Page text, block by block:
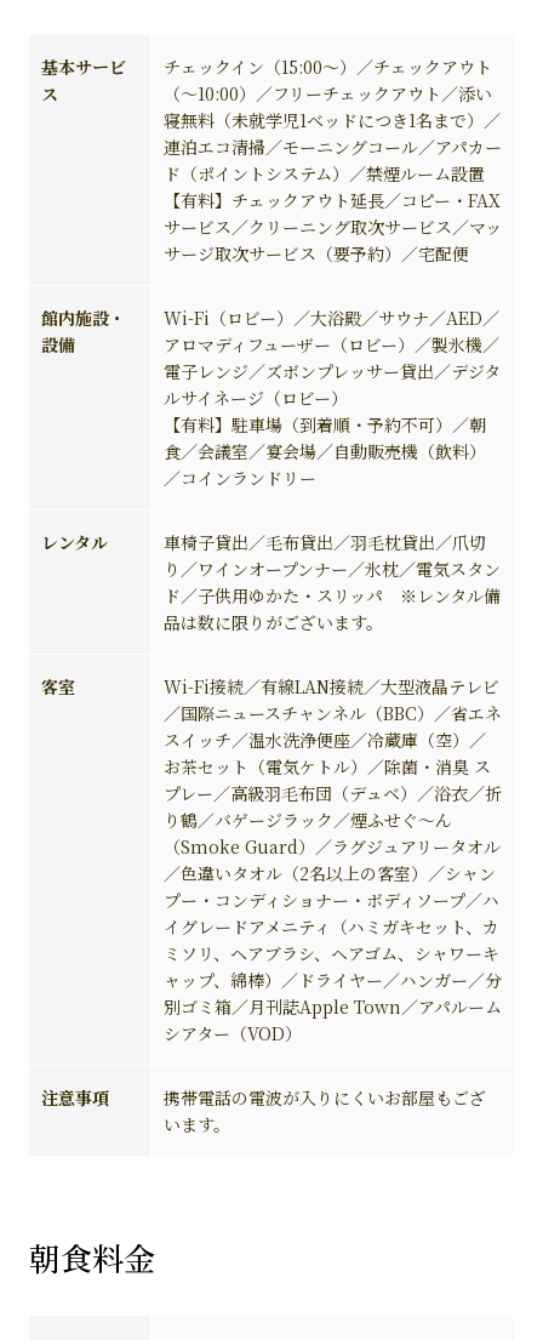
基本サービ
ス
チェックイン（15:00～）／チェックアウト
（～10:00）／フリーチェックアウト／添い
寝無料（未就学児1ベッドにつき1名まで）／
連泊エコ清掃／モーニングコール／アパカー
ド（ポイントシステム）／禁煙ルーム設置
【有料】チェックアウト延長／コピー・FAX
サービス／クリーニング取次サービス／マッ
サージ取次サービス（要予約）／宅配便
館内施設・
設備
Wi-Fi（ロビー）／大浴殿／サウナ／AED／
アロマディフューザー（ロビー）／製氷機／
電子レンジ／ズボンプレッサー貸出／デジタ
ルサイネージ（ロビー）
【有料】駐車場（到着順・予約不可）／朝
食／会議室／宴会場／自動販売機（飲料）
／コインランドリー
レンタル
車椅子貸出／毛布貸出／羽毛枕貸出／爪切
り／ワインオープンナー／氷枕／電気スタン
ド／子供用ゆかた・スリッパ ※レンタル備
品は数に限りがございます。
客室
Wi-Fi接続／有線LAN接続／大型液晶テレビ
／国際ニュースチャンネル（BBC）／省エネ
スイッチ／温水洗浄便座／冷蔵庫（空）／
お茶セット（電気ケトル）／除菌・消臭 ス
プレー／高級羽毛布団（デュベ）／浴衣／折
り鶴／バゲージラック／煙ふせぐ～ん
（Smoke Guard）／ラグジュアリータオル
／色違いタオル（2名以上の客室）／シャン
プー・コンディショナー・ボディソープ／ハ
イグレードアメニティ（ハミガキセット、カ
ミソリ、ヘアブラシ、ヘアゴム、シャワーキ
ャップ、綿棒）／ドライヤー／ハンガー／分
別ゴミ箱／月刊誌Apple Town／アパルーム
シアター（VOD）
注意事項
携帯電話の電波が入りにくいお部屋もござ
います。
朝食料金